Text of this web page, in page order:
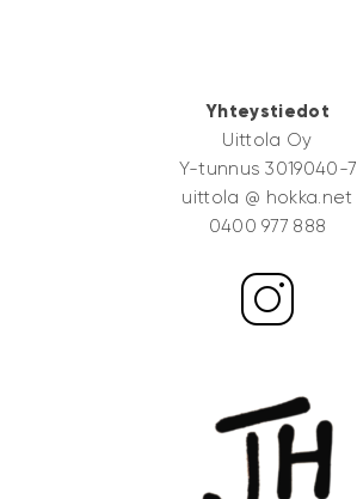
Yhteystiedot
Uittola Oy
Y-tunnus 3019040-7
uittola @ hokka.net
0400 977 888